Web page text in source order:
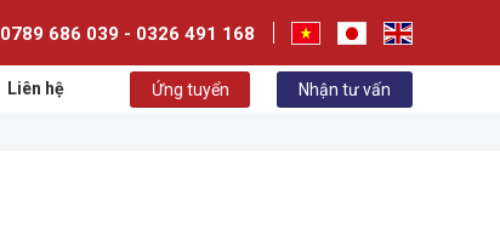
0789 686 039 - 0326 491 168
Liên hệ Ứng tuyển Nhận tư vấn